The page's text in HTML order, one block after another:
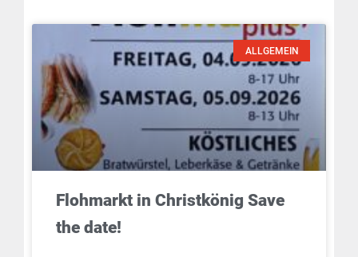
ALLGEMEIN
Flohmarkt in Christkönig Save
the date!